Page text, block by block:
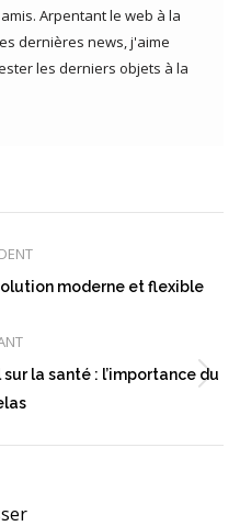
Arpentant le web à la
dernières news, j'aime
les derniers objets à la
moderne et flexible
la santé : l’importance du